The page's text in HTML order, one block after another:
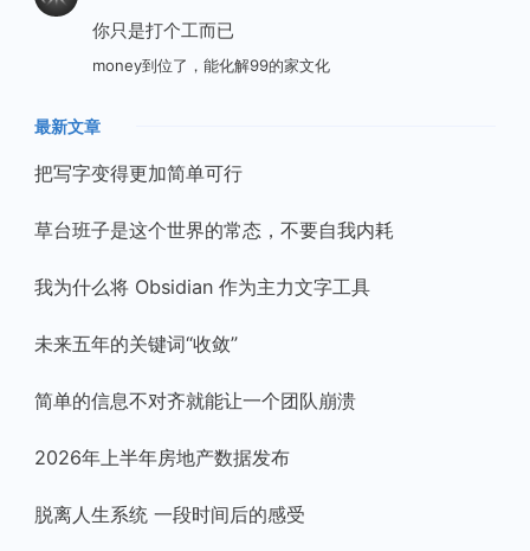
你只是打个工而已
money到位了，能化解99的家文化
最新文章
把写字变得更加简单可行
草台班子是这个世界的常态，不要自我内耗
我为什么将 Obsidian 作为主力文字工具
未来五年的关键词“收敛”
简单的信息不对齐就能让一个团队崩溃
2026年上半年房地产数据发布
脱离人生系统 一段时间后的感受